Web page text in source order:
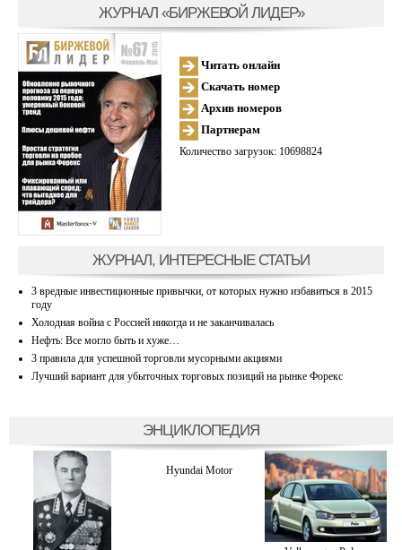
ЖУРНАЛ «БИРЖЕВОЙ ЛИДЕР»
Читать онлайн
Скачать номер
Архив номеров
Партнерам
Количество загрузок: 10698824
ЖУРНАЛ, ИНТЕРЕСНЫЕ СТАТЬИ
3 вредные инвестиционные привычки, от которых нужно избавиться в 2015
году
Холодная война с Россией никогда и не заканчивалась
Нефть: Все могло быть и хуже…
3 правила для успешной торговли мусорными акциями
Лучший вариант для убыточных торговых позиций на рынке Форекс
ЭНЦИКЛОПЕДИЯ
Hyundai Motor